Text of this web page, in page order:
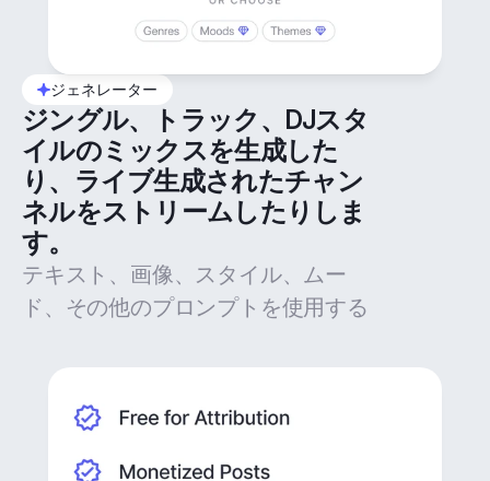
ジェネレーター
ジングル、トラック、DJスタ
イルのミックスを生成した
り、ライブ生成されたチャン
ネルをストリームしたりしま
す。
テキスト、画像、スタイル、ムー
ド、その他のプロンプトを使用する